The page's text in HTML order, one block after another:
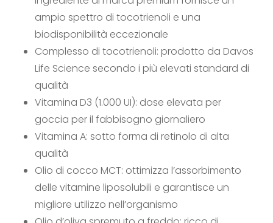
ampio spettro di tocotrienoli e una
biodisponibilità eccezionale
Complesso di tocotrienoli: prodotto da Davos
Life Science secondo i più elevati standard di
qualità
Vitamina D3 (1.000 UI): dose elevata per
goccia per il fabbisogno giornaliero
Vitamina A: sotto forma di retinolo di alta
qualità
Olio di cocco MCT: ottimizza l’assorbimento
delle vitamine liposolubili e garantisce un
migliore utilizzo nell’organismo